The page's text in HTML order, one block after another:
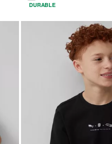
DURABLE